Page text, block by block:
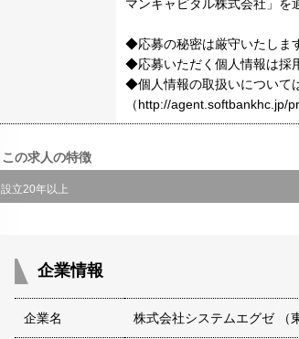
マンキャピタル株式会社」を
◆応募の秘密は厳守いたしま
◆応募いただく個人情報は採
◆個人情報の取扱いについて
（http://agent.softbankhc.jp/
この求人の特徴
設立20年以上
企業情報
企業名 株式会社システムエグゼ （